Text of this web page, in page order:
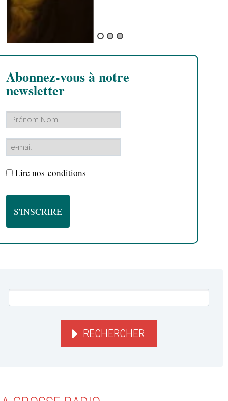
Abonnez-vous à notre
newsletter
Lire nos conditions
RECHERCHER